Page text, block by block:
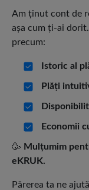
Am ținut cont de
așa cum ți-ai
precum:
Istoric al
Plăți
Economii
🥳 Mulțumim
eKRUK.
Părerea ta ne